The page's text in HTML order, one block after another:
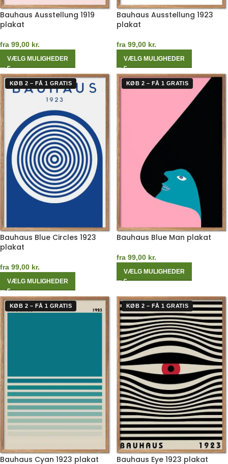
Bauhaus Ausstellung 1919
plakat
fra 99,00 kr.
VÆLG MULIGHEDER
Bauhaus Ausstellung 1923
plakat
fra 99,00 kr.
VÆLG MULIGHEDER
KØB 2 – FÅ 1 GRATIS
Bauhaus Blue Circles 1923
plakat
fra 99,00 kr.
VÆLG MULIGHEDER
KØB 2 – FÅ 1 GRATIS
Bauhaus Blue Man plakat
fra 99,00 kr.
VÆLG MULIGHEDER
KØB 2 – FÅ 1 GRATIS
Bauhaus Cyan 1923 plakat
KØB 2 – FÅ 1 GRATIS
Bauhaus Eye 1923 plakat